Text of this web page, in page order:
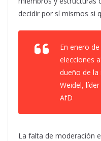
decidir por sí mismos si
En enero
elecciones
dueño de la
Weidel,
AfD
La falta de moderación